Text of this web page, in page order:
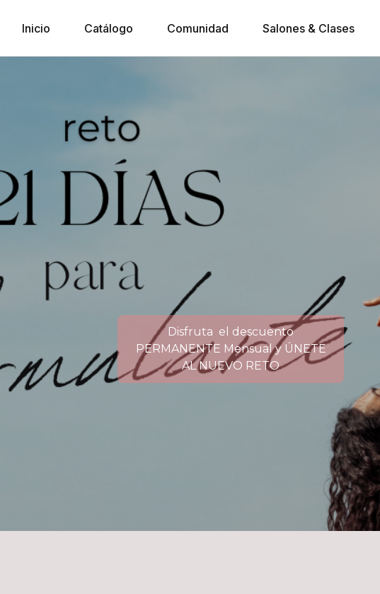
Inicio Catálogo Comunidad Salones & Clases
Disfruta el descuento
PERMANENTE Mensual y ÚNETE
AL NUEVO RETO